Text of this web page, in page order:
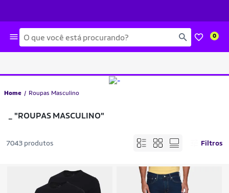
Busca 0
Home Roupas Masculino
"ROUPAS MASCULINO"
7043 produtos Filtros